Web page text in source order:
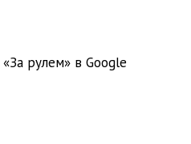
рулем» в Google